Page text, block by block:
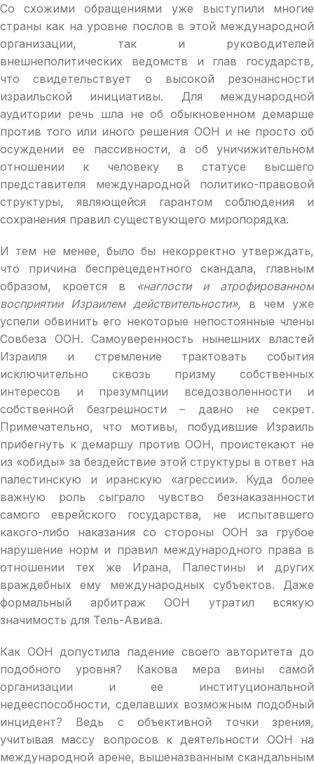
Со схожими обращениями уже выступили многие
страны как на уровне послов в этой международной
организации, так и руководителей
внешнеполитических ведомств и глав государств,
что свидетельствует о высокой резонансности
израильской инициативы. Для международной
аудитории речь шла не об обыкновенном демарше
против того или иного решения ООН и не просто об
осуждении ее пассивности, а об уничижительном
отношении к человеку в статусе высшего
представителя международной политико-правовой
структуры, являющейся гарантом соблюдения и
сохранения правил существующего миропорядка.
И тем не менее, было бы некорректно утверждать,
что причина беспрецедентного скандала, главным
образом, кроется в «наглости и атрофированном
восприятии Израилем действительности», в чем уже
успели обвинить его некоторые непостоянные члены
Совбеза ООН. Самоуверенность нынешних властей
Израиля и стремление трактовать события
исключительно сквозь призму собственных
интересов и презумпции вседозволенности и
собственной безгрешности – давно не секрет.
Примечательно, что мотивы, побудившие Израиль
прибегнуть к демаршу против ООН, проистекают не
из «обиды» за бездействие этой структуры в ответ на
палестинскую и иранскую «агрессии». Куда более
важную роль сыграло чувство безнаказанности
самого еврейского государства, не испытавшего
какого-либо наказания со стороны ООН за грубое
нарушение норм и правил международного права в
отношении тех же Ирана, Палестины и других
враждебных ему международных субъектов. Даже
формальный арбитраж ООН утратил всякую
значимость для Тель-Авива.
Как ООН допустила падение своего авторитета до
подобного уровня? Какова мера вины самой
организации и ее институциональной
недееспособности, сделавших возможным подобный
инцидент? Ведь с объективной точки зрения,
учитывая массу вопросов к деятельности ООН на
международной арене, вышеназванным скандальным